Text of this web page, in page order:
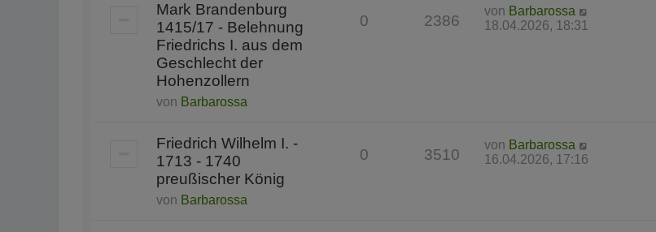
Mark Brandenburg
1415/17 - Belehnung
Friedrichs I. aus dem
Geschlecht der
Hohenzollern
von Barbarossa
0 2386
von Barbarossa
18.04.2026, 18:31
Friedrich Wilhelm I. -
1713 - 1740
preußischer König
von Barbarossa
0 3510
von Barbarossa
16.04.2026, 17:16